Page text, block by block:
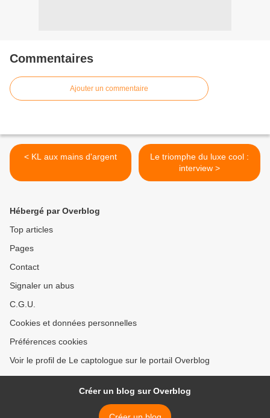
Commentaires
Ajouter un commentaire
< KL aux mains d'argent
Le triomphe du luxe cool :
interview >
Hébergé par Overblog
Top articles
Pages
Contact
Signaler un abus
C.G.U.
Cookies et données personnelles
Préférences cookies
Voir le profil de Le captologue sur le portail Overblog
Créer un blog sur Overblog